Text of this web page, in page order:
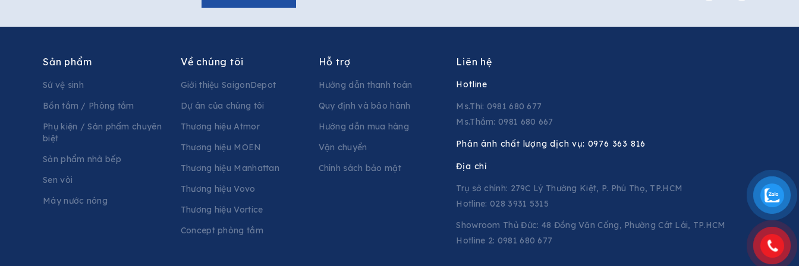
Sản phẩm
Sứ vệ sinh
Bồn tắm / Phòng tắm
Phụ kiện / Sản phẩm chuyên
biệt
Sản phẩm nhà bếp
Sen vòi
Máy nước nóng
Về chúng tôi
Giới thiệu SaigonDepot
Dự án của chúng tôi
Thương hiệu Atmor
Thương hiệu MOEN
Thương hiệu Manhattan
Thương hiệu Vovo
Thương hiệu Vortice
Concept phòng tắm
Hỗ trợ
Hướng dẫn thanh toán
Quy định và bảo hành
Hướng dẫn mua hàng
Vận chuyển
Chính sách bảo mật
Liên hệ
Hotline
Ms.Thi: 0981 680 677
Ms.Thắm: 0981 680 667
Phản ánh chất lượng dịch vụ: 0976 363 816
Địa chỉ
Trụ sở chính: 279C Lý Thường Kiệt, P. Phú Thọ, TP.HCM
Hotline: 028 3931 5315
Showroom Thủ Đức: 48 Đồng Văn Cống, Phường Cát Lái, TP.HCM
Hotline 2: 0981 680 677